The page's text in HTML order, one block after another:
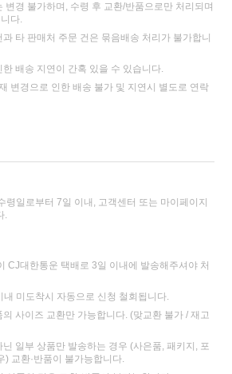
변경 불가하며, 수령 후 교환/반품으로만 처리되며
다.
타 판매처 주문 건은 묶음배송 처리가 불가합니
배송 지연이 간혹 있을 수 있습니다.
변경으로 인한 배송 불가 및 지연시 별도로 연락
령일로부터 7일 이내, 고객센터 또는 마이페이지
.
CJ대한통운 택배로 3일 이내에 발송해주셔야 처
내 미도착시 자동으로 신청 철회됩니다.
사이즈 교환만 가능합니다. (맞교환 불가 / 재고
일부 상품만 발송하는 경우 (사은품, 패키지, 포
) 교환·반품이 불가능합니다.